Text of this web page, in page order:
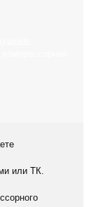
или ТК.